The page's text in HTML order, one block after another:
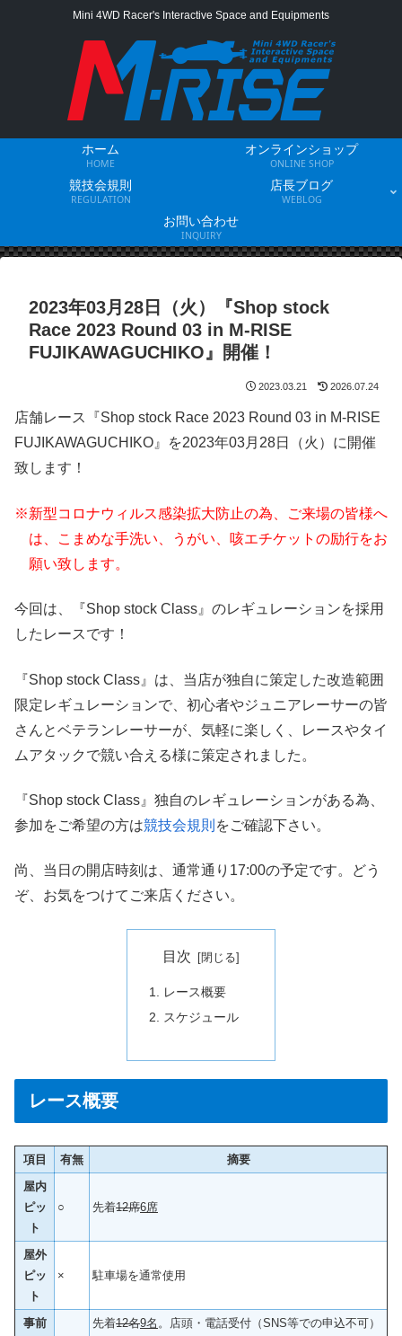
Mini 4WD Racer's Interactive Space and Equipments
ホーム
HOME
オンラインショップ
ONLINE SHOP
競技会規則
REGULATION
店長ブログ
WEBLOG
お問い合わせ
INQUIRY
2023年03月28日（火）『Shop stock
Race 2023 Round 03 in M-RISE
FUJIKAWAGUCHIKO』開催！
2023.03.21 2026.07.24
店舗レース『Shop stock Race 2023 Round 03 in M-RISE
FUJIKAWAGUCHIKO』を2023年03月28日（火）に開催
致します！
※新型コロナウィルス感染拡大防止の為、ご来場の皆様へ
は、こまめな手洗い、うがい、咳エチケットの励行をお
願い致します。
今回は、『Shop stock Class』のレギュレーションを採用
したレースです！
『Shop stock Class』は、当店が独自に策定した改造範囲
限定レギュレーションで、初心者やジュニアレーサーの皆
さんとベテランレーサーが、気軽に楽しく、レースやタイ
ムアタックで競い合える様に策定されました。
『Shop stock Class』独自のレギュレーションがある為、
参加をご希望の方は競技会規則 をご確認下さい。
尚、当日の開店時刻は、通常通り17:00の予定です。どう
ぞ、お気をつけてご来店ください。
目次
レース概要
スケジュール
レース概要
項目 有無
摘要
屋内
ピッ
ト
○ 先着12席6席
屋外
ピッ
ト
× 駐車場を通常使用
事前
先着12名9名 。店頭・電話受付（SNS等での申込不可）